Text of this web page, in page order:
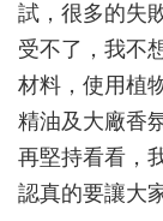
試，很多的失
受不了，我不
材料，使用植
精油及大廠香
再堅持看看，
認真的要讓大